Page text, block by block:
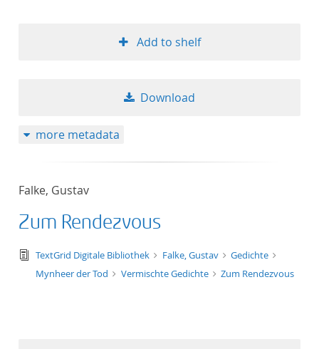
Add to shelf
Download
more metadata
Falke, Gustav
Zum Rendezvous
text/tg.edition+tg.aggregation+xml
TextGrid Digitale Bibliothek Falke, Gustav
Gedichte
Mynheer der Tod
Vermischte Gedichte Zum Rendezvous